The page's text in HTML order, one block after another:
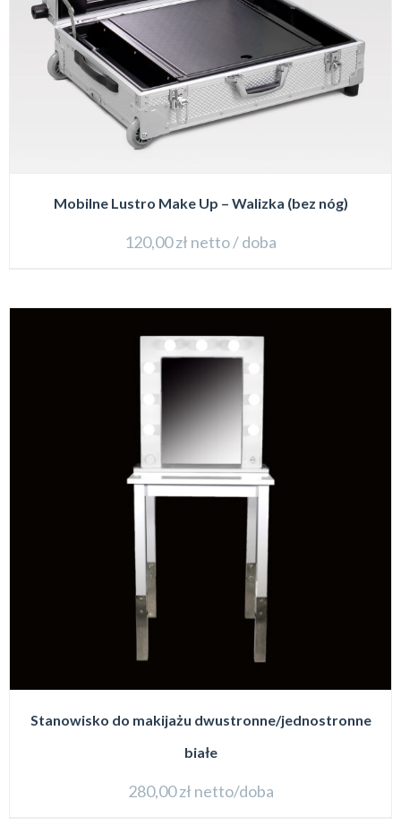
Mobilne Lustro Make Up – Walizka (bez nóg)
120,00zł netto / doba
Stanowisko do makijażu dwustronne/jednostronne
białe
280,00zł netto/doba